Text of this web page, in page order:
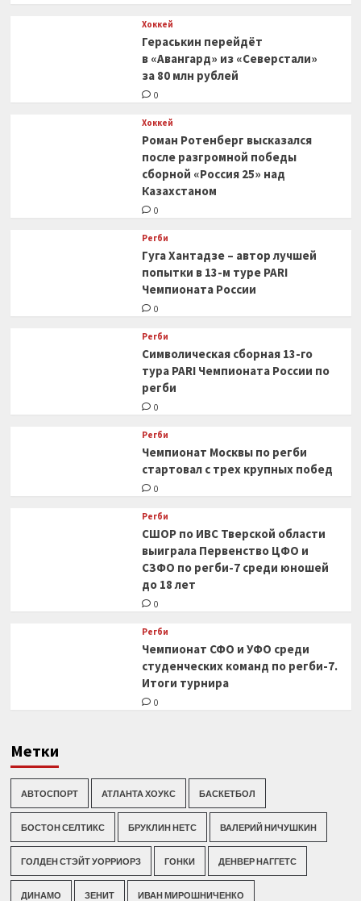
Хоккей
Гераськин перейдёт
в «Авангард» из «Северстали»
за 80 млн рублей
0
Хоккей
Роман Ротенберг высказался
после разгромной победы
сборной «Россия 25» над
Казахстаном
0
Регби
Гуга Хантадзе – автор лучшей
попытки в 13-м туре PARI
Чемпионата России
0
Регби
Символическая сборная 13-го
тура PARI Чемпионата России по
регби
0
Регби
Чемпионат Москвы по регби
стартовал с трех крупных побед
0
Регби
СШОР по ИВС Тверской области
выиграла Первенство ЦФО и
СЗФО по регби-7 среди юношей
до 18 лет
0
Регби
Чемпионат СФО и УФО среди
студенческих команд по регби-7.
Итоги турнира
0
Метки
АВТОСПОРТ АТЛАНТА ХОУКС БАСКЕТБОЛ
БОСТОН СЕЛТИКС БРУКЛИН НЕТС ВАЛЕРИЙ НИЧУШКИН
ГОЛДЕН СТЭЙТ УОРРИОРЗ ГОНКИ ДЕНВЕР НАГГЕТС
ДИНАМО ЗЕНИТ ИВАН МИРОШНИЧЕНКО